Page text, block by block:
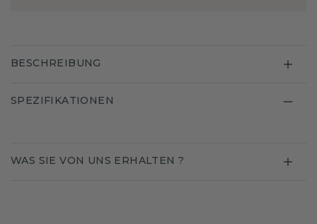
BESCHREIBUNG
SPEZIFIKATIONEN
WAS SIE VON UNS ERHALTEN ?